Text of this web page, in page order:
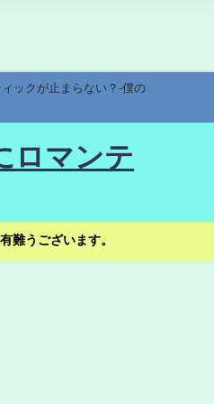
ックが止まらない？-僕の
ロマンテ
難うございます。